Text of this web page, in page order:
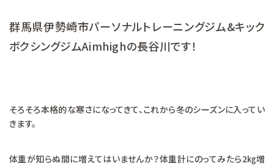
群馬県伊勢崎市パーソナルトレーニングジム&キック
ボクシングジムAimhighの長谷川です！
そろそろ本格的な寒さになってきて、これから冬のシーズンに入ってい
きます。
体重が知らぬ間に増えてはいませんか？体重計にのってみたら2㎏増